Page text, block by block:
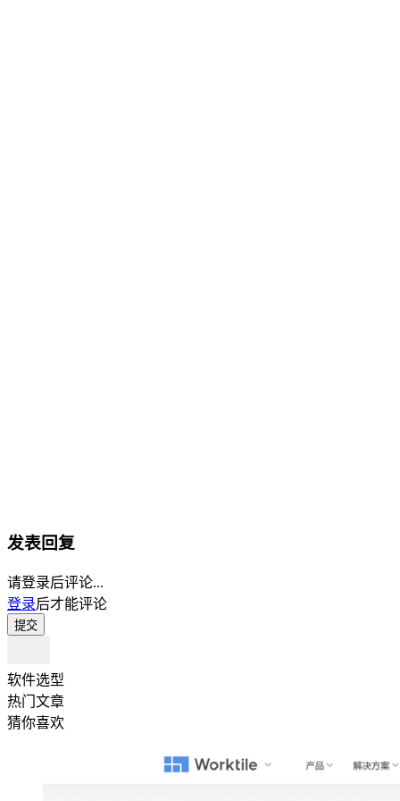
发表回复
请登录后评论...
登录后才能评论
提交
软件选型
热门文章
猜你喜欢